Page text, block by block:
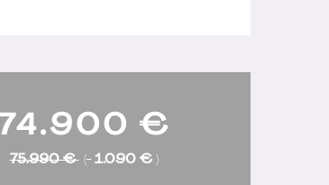
74.900 €
75.990 € (- 1.090 €)